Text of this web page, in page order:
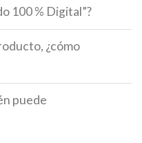
100 % Digital”?
¿cómo
puede